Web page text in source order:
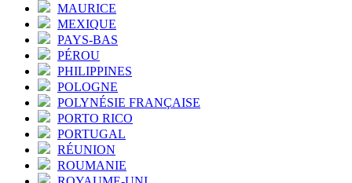
MAURICE
MEXIQUE
PAYS-BAS
PÉROU
PHILIPPINES
POLOGNE
POLYNÉSIE FRANÇAISE
PORTO RICO
PORTUGAL
RÉUNION
ROUMANIE